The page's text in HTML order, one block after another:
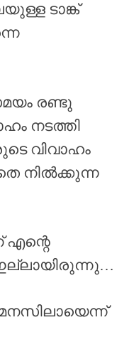
ടാങ്ക്
രണ്ടു
നടത്തി
വിവാഹം
നിൽക്കുന്ന
എന്റെ